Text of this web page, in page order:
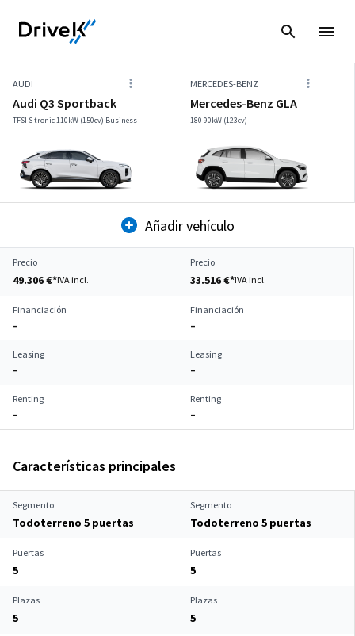
AUDI
Audi Q3 Sportback
TFSI S tronic 110kW (150cv) Business
MERCEDES-BENZ
Mercedes-Benz GLA
180 90kW (123cv)
Añadir vehículo
Precio
49.306 €*IVA incl.
Precio
33.516 €*IVA incl.
Financiación
–
Financiación
–
Leasing
–
Leasing
–
Renting
–
Renting
–
Características principales
Segmento
Todoterreno 5 puertas
Segmento
Todoterreno 5 puertas
Puertas
5
Puertas
5
Plazas
5
Plazas
5